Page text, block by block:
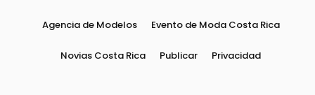
Agencia de Modelos Evento de Moda Costa Rica
Novias Costa Rica Publicar Privacidad